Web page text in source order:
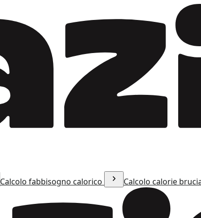
Calcolo fabbisogno calorico Calcolo calorie